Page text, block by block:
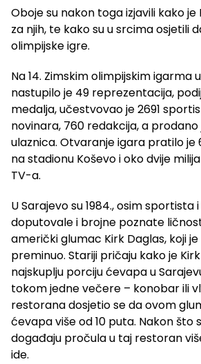
Oboje su nakon toga izjavili kako
za njih, te kako su u srcima osjetili
olimpijske igre.
Na 14. Zimskim olimpijskim igarma
nastupilo je 49 reprezentacija,
medalja, učestvovao je 2691
novinara, 760 redakcija, a
ulaznica. Otvaranje igara pratilo je
na stadionu Koševo i oko dvije
TV-a.
U Sarajevo su 1984., osim sportista
doputovale i brojne poznate
američki glumac Kirk Daglas, koji
preminuo. Stariji pričaju kako je
najskuplju porciju ćevapa u
tokom jedne večere – konobar ili
restorana dosjetio se da ovom
ćevapa više od 10 puta. Nakon što
događaju pročula u taj restoran
ide.